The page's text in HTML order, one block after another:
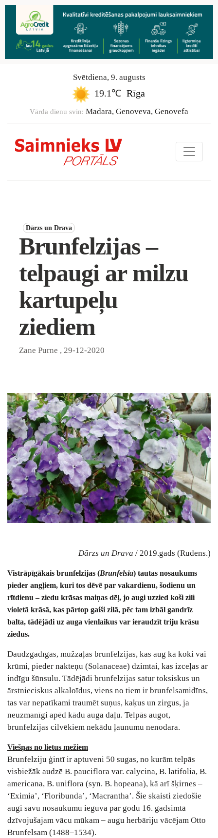
Svētdiena, 9. augusts
19.1℃ Rīga
Vārda dienu svin: Madara, Genoveva, Genovefa
Dārzs un Drava
Brunfelzijas –
telpaugi ar milzu
kartupeļu
ziediem
Zane Purne , 29-12-2020
Dārzs un Drava / 2019.gads (Rudens.)
Vistrāpīgākais brunfelzijas (Brunfelsia) tautas nosaukums
pieder angļiem, kuri tos dēvē par vakardienu, šodienu un
rītdienu – ziedu krāsas maiņas dēļ, jo augi uzzied koši zili
violetā krāsā, kas pārtop gaiši zilā, pēc tam izbāl gandrīz
balta, tādējādi uz auga vienlaikus var ieraudzīt triju krāsu
ziedus.
Daudzgadīgās, mūžzaļās brunfelzijas, kas aug kā koki vai
krūmi, pieder nakteņu (Solanaceae) dzimtai, kas izceļas ar
indīgu šūnsulu. Tādējādi brunfelzijas satur toksiskus un
ārstnieciskus alkaloīdus, viens no tiem ir brunfelsamidīns,
tas var nepatīkami traumēt suņus, kaķus un zirgus, ja
neuzmanīgi apēd kādu auga daļu. Telpās augot,
brunfelzijas cilvēkiem nekādu ļaunumu nenodara.
Viešņas no lietus mežiem
Brunfelziju ģintī ir aptuveni 50 sugas, no kurām telpās
visbiežāk audzē B. pauciflora var. calycina, B. latifolia, B.
americana, B. uniflora (syn. B. hopeana), kā arī šķirnes –
‘Eximia’, ‘Floribunda’, ‘Macrantha’. Šie skaisti ziedošie
augi savu nosaukumu ieguva par godu 16. gadsimtā
dzīvojušajam vācu mūkam – augu herbāriju vācējam Otto
Brunfelsam (1488–1534).